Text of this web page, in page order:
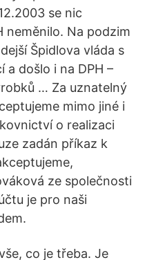
se nic
neměnilo. Na podzim
Špidlova vláda s
došlo i na DPH –
… Za uznatelný
mimo jiné i
o realizaci
zadán příkaz k
ze společnosti
je pro naši
co je třeba. Je